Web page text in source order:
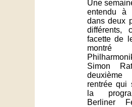
Une
entendu à
dans deux
différents,
facette de
montré
Simon
deuxième
rentrée qui
la
Berliner